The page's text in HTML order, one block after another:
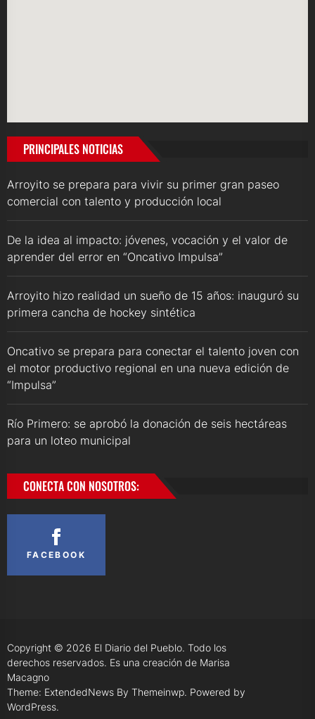
PRINCIPALES NOTICIAS
Arroyito se prepara para vivir su primer gran paseo
comercial con talento y producción local
De la idea al impacto: jóvenes, vocación y el valor de
aprender del error en “Oncativo Impulsa”
Arroyito hizo realidad un sueño de 15 años: inauguró su
primera cancha de hockey sintética
Oncativo se prepara para conectar el talento joven con
el motor productivo regional en una nueva edición de
“Impulsa”
Río Primero: se aprobó la donación de seis hectáreas
para un loteo municipal
CONECTA CON NOSOTROS:
FACEBOOK
Copyright © 2026 El Diario del Pueblo. Todo los
derechos reservados. Es una creación de Marisa
Macagno
Theme: ExtendedNews By Themeinwp. Powered by
WordPress.